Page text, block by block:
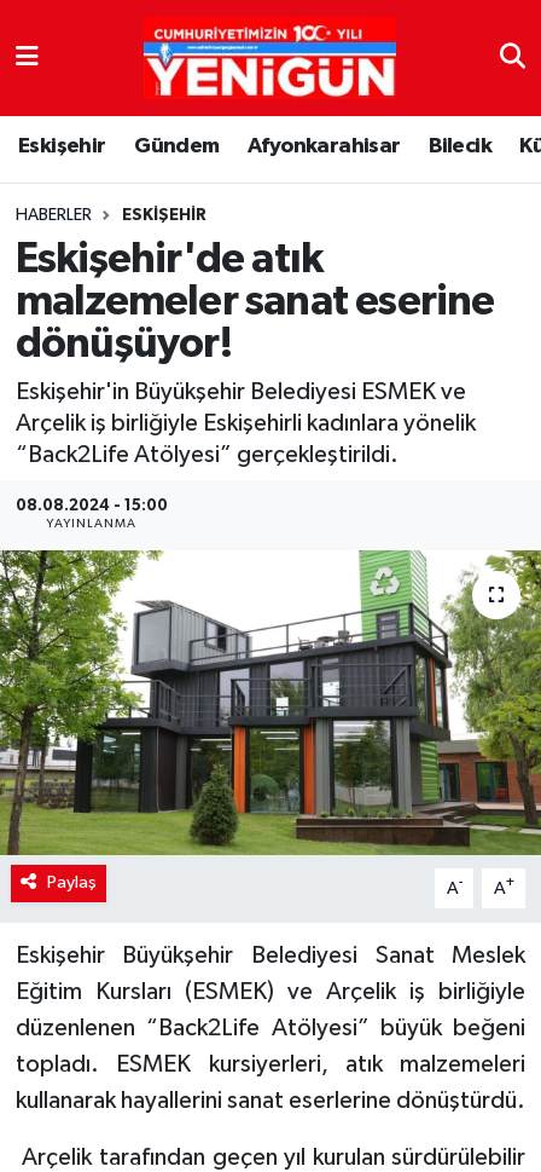
Eskişehir Gündem Afyonkarahisar Bilecik
HABERLER ESKIŞEHIR
Eskişehir'de atık
malzemeler sanat eserine
dönüşüyor!
Eskişehir'in Büyükşehir Belediyesi ESMEK ve
Arçelik iş birliğiyle Eskişehirli kadınlara yönelik
“Back2Life Atölyesi” gerçekleştirildi.
08.08.2024 - 15:00
YAYINLANMA
Paylaş A- A+
Eskişehir Büyükşehir Belediyesi Sanat Meslek
Eğitim Kursları (ESMEK) ve Arçelik iş birliğiyle
düzenlenen “Back2Life Atölyesi” büyük beğeni
topladı. ESMEK kursiyerleri, atık malzemeleri
kullanarak hayallerini sanat eserlerine dönüştürdü.
Arçelik tarafından geçen yıl kurulan sürdürülebilir
Nöbetçi Eczaneler
Hava Durumu
Trafik Durumu
Süper Lig Puan Durumu ve Fikstür
Tüm Manşetler
Son Dakika Haberleri
Haber Arşivi